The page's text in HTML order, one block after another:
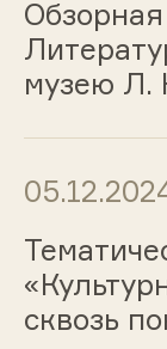
музею Л.
сквозь